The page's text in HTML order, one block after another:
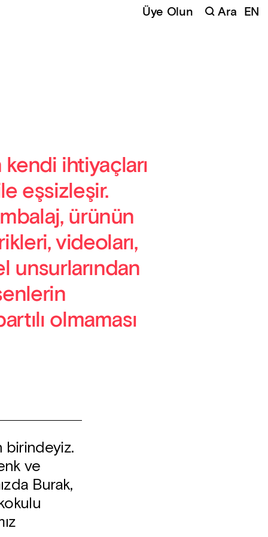
Üye Olun Ara EN
kendi ihtiyaçları
eşsizleşir.
ürünün
videoları,
unsurlarından
olmaması
birindeyiz.
ve
Burak,